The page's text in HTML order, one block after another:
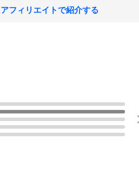
アフィリエイトで紹介する